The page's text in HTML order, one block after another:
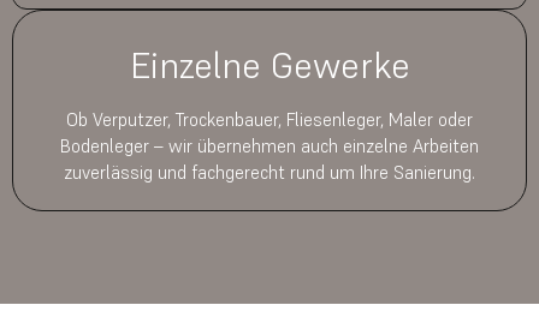
Einzelne Gewerke
Ob Verputzer, Trockenbauer, Fliesenleger, Maler oder
Bodenleger – wir übernehmen auch einzelne Arbeiten
zuverlässig und fachgerecht rund um Ihre Sanierung.